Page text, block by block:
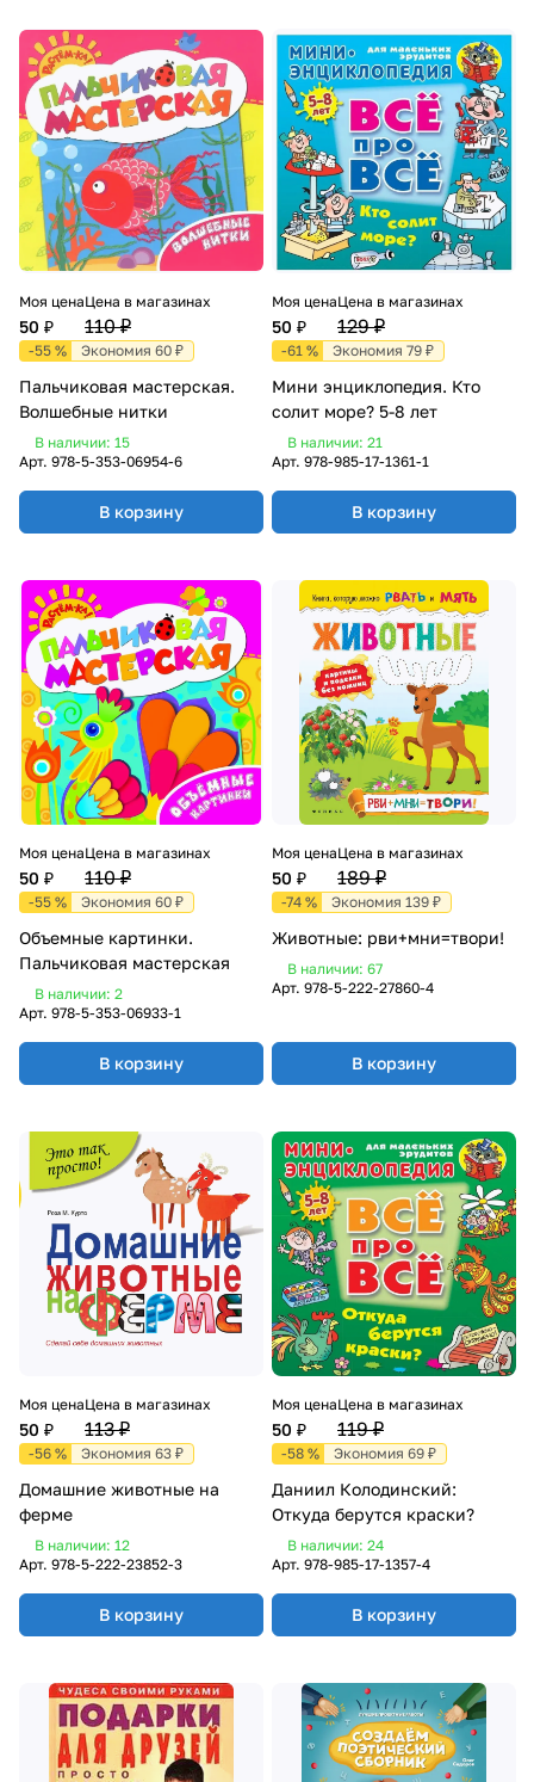
Моя цена
50 ₽
Цена в магазинах
110 ₽
-55 % Экономия 60 ₽
Пальчиковая мастерская.
Волшебные нитки
В наличии: 15
Арт. 978-5-353-06954-6
В корзину
Моя цена
50 ₽
Цена в магазинах
129 ₽
-61 % Экономия 79 ₽
Мини энциклопедия. Кто
солит море? 5-8 лет
В наличии: 21
Арт. 978-985-17-1361-1
В корзину
Моя цена
50 ₽
Цена в магазинах
110 ₽
-55 % Экономия 60 ₽
Объемные картинки.
Пальчиковая мастерская
В наличии: 2
Арт. 978-5-353-06933-1
В корзину
Моя цена
50 ₽
Цена в магазинах
189 ₽
-74 % Экономия 139 ₽
Животные: рви+мни=твори!
В наличии: 67
Арт. 978-5-222-27860-4
В корзину
Моя цена
50 ₽
Цена в магазинах
113 ₽
-56 % Экономия 63 ₽
Домашние животные на
ферме
В наличии: 12
Арт. 978-5-222-23852-3
В корзину
Моя цена
50 ₽
Цена в магазинах
119 ₽
-58 % Экономия 69 ₽
Даниил Колодинский:
Откуда берутся краски?
В наличии: 24
Арт. 978-985-17-1357-4
В корзину